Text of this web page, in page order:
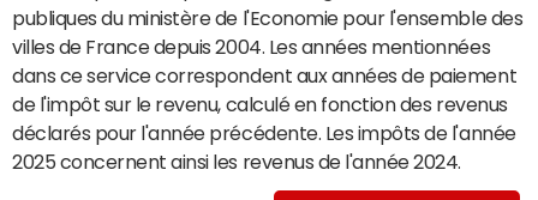
publiques du ministère de l'Economie pour l'ensemble des
villes de France depuis 2004. Les années mentionnées
dans ce service correspondent aux années de paiement
de l'impôt sur le revenu, calculé en fonction des revenus
déclarés pour l'année précédente. Les impôts de l'année
2025 concernent ainsi les revenus de l'année 2024.